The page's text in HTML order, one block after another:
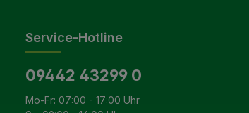
Service-Hotline
09442 43299 0
Mo-Fr: 07:00 - 17:00 Uhr